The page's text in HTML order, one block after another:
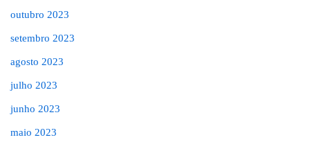
outubro 2023
setembro 2023
agosto 2023
julho 2023
junho 2023
maio 2023